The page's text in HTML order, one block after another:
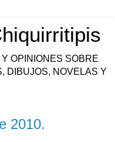
OPINIONES SOBRE
DIBUJOS, NOVELAS Y
2010.